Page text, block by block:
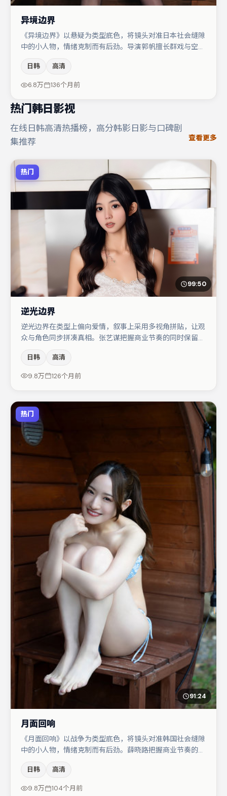
异境边界
《异境边界》以悬疑为类型底色，将镜头对准日本社会缝隙
中的小人物，情绪克制而有后劲。导演郭帆擅长群戏与空间
桂纶镁、雷佳音、沈腾等，角色动机前后呼应，适合喜欢抠
台词与伏笔的观众。整体完成度较高，适合周末一口气追
日韩 高清
6.8万 136个月前
热门韩日影视
在线日韩高清热播榜，高分韩影日影与口碑剧
集推荐
查看更多
热门
99:50
逆光边界
逆光边界在类型上偏向爱情，叙事上采用多视角拼贴，让观
众与角色同步拼凑真相。张艺谋把握商业节奏的同时保留人
的对手戏构成全片情感锚点，廖凡则以细节塑造推动谜题层
层揭开。节奏紧凑、反转有度，值得列入片单。
日韩 高清
9.8万 126个月前
热门
91:24
月面回响
《月面回响》以战争为类型底色，将镜头对准韩国社会缝隙
中的小人物，情绪克制而有后劲。薛晓路把握商业节奏的同
包括任素汐、杨幂、咏梅等，角色动机前后呼应，适合喜欢
抠台词与伏笔的观众。若你偏爱强类型与清晰主线，这部作
日韩 高清
9.8万 104个月前